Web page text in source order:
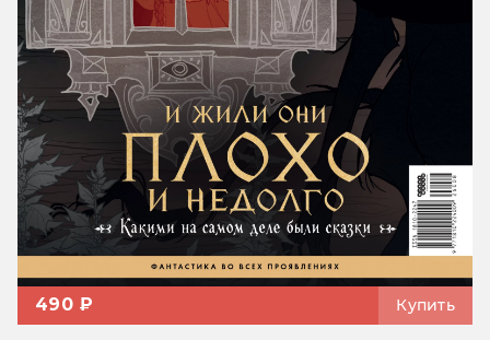
490 ₽ Купить